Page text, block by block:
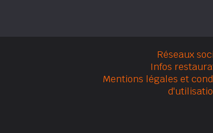
Réseaux
Infos
Mentions légales et